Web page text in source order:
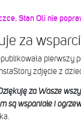
Stan Oli nie
za
pierwszy
zdjęcie z
za Wasze
są wspaniałe i